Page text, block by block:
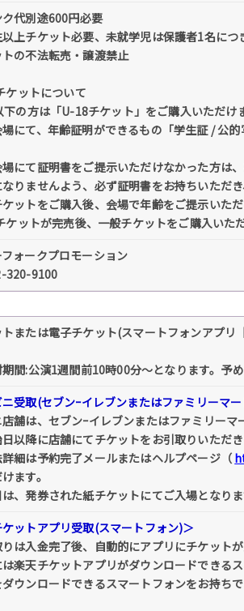
代別途600円必要
上チケット必要、未就学児は保護者1名につ
の不法転売・譲渡禁止
ットについて
の方は「U-18チケット」をご購入いただけ
にて、年齢証明ができるもの「学生証 / 公
にて証明書をご提示いただけなかった方は
りませんよう、必ず証明書をお持ちいただ
ットをご購入後、会場で年齢をご提示いた
ットが完売後、一般チケットをご購入いた
ォークプロモーション
320-9100
または電子チケット(スマートフォンアプリ
間:公演1週間前10時00分～となります。予め
受取(セブンｰイレブンまたはファミリーマ
舗は、セブンｰイレブンまたはファミリーマ
以降に店舗にてチケットをお引取りいただき
細は予約完了メールまたはヘルプページ（
ます。
、発券された紙チケットにてご入場となりま
ットアプリ受取(スマートフォン)＞
は入金完了後、自動的にアプリにチケットが
楽天チケットアプリがダウンロードできる
ウンロードできるスマートフォンをお持ち